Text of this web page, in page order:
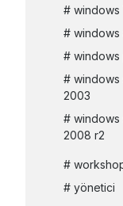
windows
windows
windows
windows
2003
windows
2008 r2
yönetici